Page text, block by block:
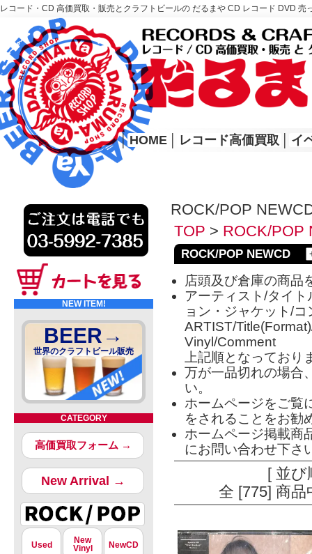
レコード・CD 高価買取・販売とクラフトビールの だるまや CD レコード DVD
レコード高価買取はこちら
HOME
│ HOME レコード高価買取 イ
NEW ITEM!
BEER→
世界のクラフトビール販売
CATEGORY
高価買取フォーム →
New Arrival →
Used
New
Vinyl
NewCD
ROCK/POP
TOP > ROCK/POP
ROCK/POP NEWCD
店頭及び倉庫の商品
アーティスト/タイ
ョン・ジャケット/
ARTIST/
Vinyl/Comment
上記順となっており
万が一品切れの場合
い。
ホームページをご覧
をされることをお勧
ホームページ掲載商
にお問い合わせ下さ
[ 並
全 [775] 商